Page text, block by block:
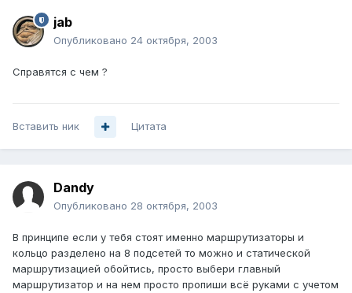
jab
Опубликовано 24 октября, 2003
Справятся с чем ?
Вставить ник Цитата
Dandy
Опубликовано 28 октября, 2003
В принципе если у тебя стоят именно маршрутизаторы и
кольцо разделено на 8 подсетей то можно и статической
маршрутизацией обойтись, просто выбери главный
маршрутизатор и на нем просто пропиши всё руками с учетом